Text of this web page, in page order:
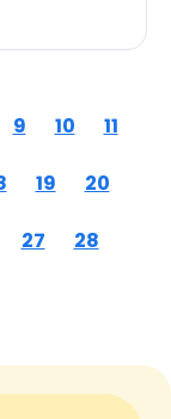
9 10 11
19 20
27 28